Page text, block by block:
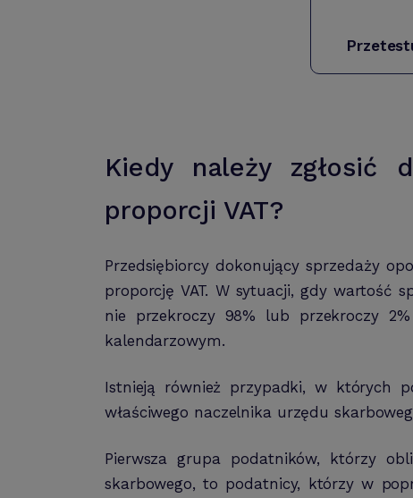
Kiedy należy zgłosić
proporcji VAT?
Przedsiębiorcy dokonujący sprzedaży
proporcję VAT. W sytuacji, gdy wartość
nie przekroczy 98% lub przekroczy
kalendarzowym.
Istnieją również przypadki, w których
właściwego naczelnika urzędu
Pierwsza grupa podatników, którzy
skarbowego, to podatnicy, którzy w